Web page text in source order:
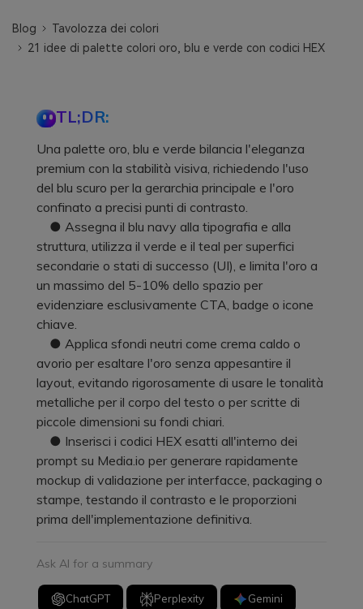
Blog
Tavolozza dei colori
21 idee di palette colori oro, blu e verde con codici HEX
TL;DR:
Una palette oro, blu e verde bilancia l'eleganza
premium con la stabilità visiva, richiedendo l'uso
del blu scuro per la gerarchia principale e l'oro
confinato a precisi punti di contrasto.
● Assegna il blu navy alla tipografia e alla
struttura, utilizza il verde e il teal per superfici
secondarie o stati di successo (UI), e limita l'oro a
un massimo del 5-10% dello spazio per
evidenziare esclusivamente CTA, badge o icone
chiave.
● Applica sfondi neutri come crema caldo o
avorio per esaltare l'oro senza appesantire il
layout, evitando rigorosamente di usare le tonalità
metalliche per il corpo del testo o per scritte di
piccole dimensioni su fondi chiari.
● Inserisci i codici HEX esatti all'interno dei
prompt su Media.io per generare rapidamente
mockup di validazione per interfacce, packaging o
stampe, testando il contrasto e le proporzioni
prima dell'implementazione definitiva.
Ask AI for a summary
ChatGPT Perplexity Gemini